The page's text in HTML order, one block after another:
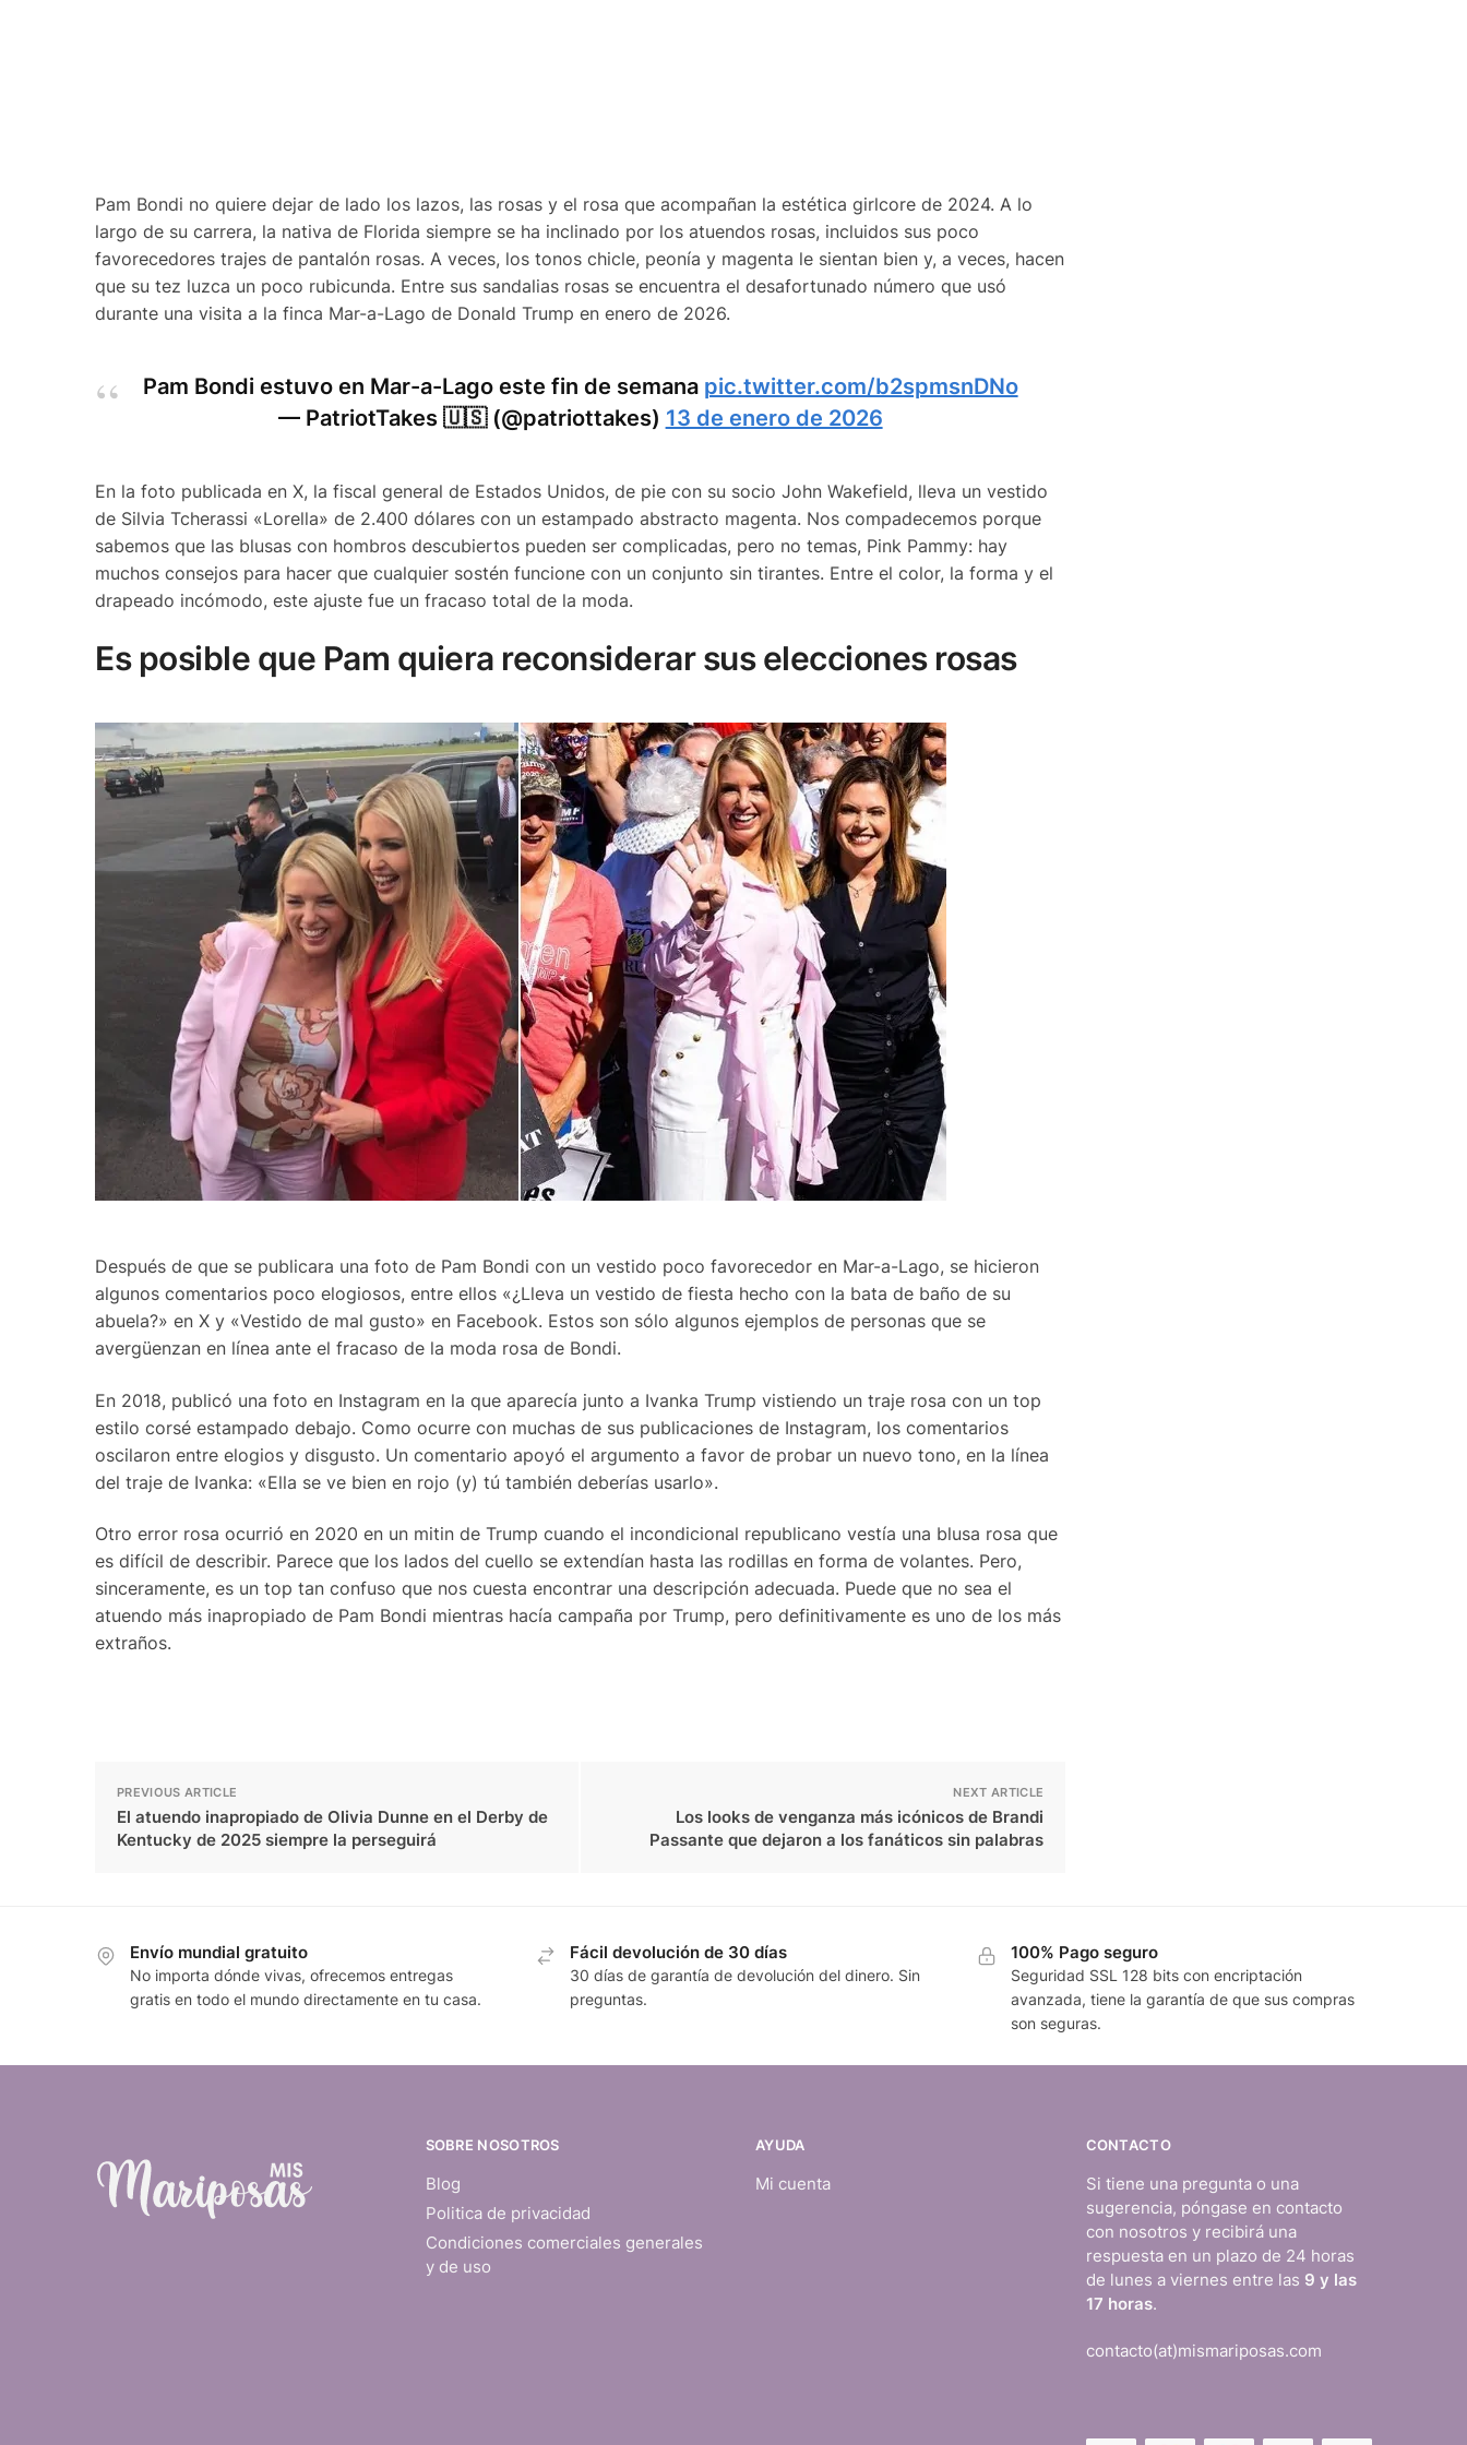
Pam Bondi no quiere dejar de lado los lazos, las rosas y el rosa que acompañan la estética girlcore de 2024. A lo
largo de su carrera, la nativa de Florida siempre se ha inclinado por los atuendos rosas, incluidos sus poco
favorecedores trajes de pantalón rosas. A veces, los tonos chicle, peonía y magenta le sientan bien y, a veces, hacen
que su tez luzca un poco rubicunda. Entre sus sandalias rosas se encuentra el desafortunado número que usó
durante una visita a la finca Mar-a-Lago de Donald Trump en enero de 2026.
Pam Bondi estuvo en Mar-a-Lago este fin de semana pic.twitter.com/b2spmsnDNo
— PatriotTakes 🇺🇸 (@patriottakes) 13 de enero de 2026
En la foto publicada en X, la fiscal general de Estados Unidos, de pie con su socio John Wakefield, lleva un vestido
de Silvia Tcherassi «Lorella» de 2.400 dólares con un estampado abstracto magenta. Nos compadecemos porque
sabemos que las blusas con hombros descubiertos pueden ser complicadas, pero no temas, Pink Pammy: hay
muchos consejos para hacer que cualquier sostén funcione con un conjunto sin tirantes. Entre el color, la forma y el
drapeado incómodo, este ajuste fue un fracaso total de la moda.
Es posible que Pam quiera reconsiderar sus elecciones rosas
Después de que se publicara una foto de Pam Bondi con un vestido poco favorecedor en Mar-a-Lago, se hicieron
algunos comentarios poco elogiosos, entre ellos «¿Lleva un vestido de fiesta hecho con la bata de baño de su
abuela?» en X y «Vestido de mal gusto» en Facebook. Estos son sólo algunos ejemplos de personas que se
avergüenzan en línea ante el fracaso de la moda rosa de Bondi.
En 2018, publicó una foto en Instagram en la que aparecía junto a Ivanka Trump vistiendo un traje rosa con un top
estilo corsé estampado debajo. Como ocurre con muchas de sus publicaciones de Instagram, los comentarios
oscilaron entre elogios y disgusto. Un comentario apoyó el argumento a favor de probar un nuevo tono, en la línea
del traje de Ivanka: «Ella se ve bien en rojo (y) tú también deberías usarlo».
Otro error rosa ocurrió en 2020 en un mitin de Trump cuando el incondicional republicano vestía una blusa rosa que
es difícil de describir. Parece que los lados del cuello se extendían hasta las rodillas en forma de volantes. Pero,
sinceramente, es un top tan confuso que nos cuesta encontrar una descripción adecuada. Puede que no sea el
atuendo más inapropiado de Pam Bondi mientras hacía campaña por Trump, pero definitivamente es uno de los más
extraños.
PREVIOUS ARTICLE
El atuendo inapropiado de Olivia Dunne en el Derby de
Kentucky de 2025 siempre la perseguirá
NEXT ARTICLE
Los looks de venganza más icónicos de Brandi
Passante que dejaron a los fanáticos sin palabras
Envío mundial gratuito
No importa dónde vivas, ofrecemos entregas
gratis en todo el mundo directamente en tu casa.
Fácil devolución de 30 días
30 días de garantía de devolución del dinero. Sin
preguntas.
100% Pago seguro
Seguridad SSL 128 bits con encriptación
avanzada, tiene la garantía de que sus compras
son seguras.
SOBRE NOSOTROS
Blog
Politica de privacidad
Condiciones comerciales generales
y de uso
AYUDA
Mi cuenta
CONTACTO
Si tiene una pregunta o una
sugerencia, póngase en contacto
con nosotros y recibirá una
respuesta en un plazo de 24 horas
de lunes a viernes entre las 9 y las
17 horas.
contacto(at)mismariposas.com